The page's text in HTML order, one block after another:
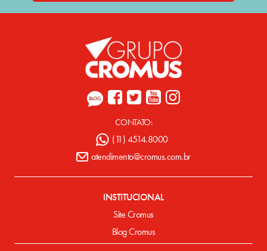
CONTATO:
(11) 4514.8000
atendimento@cromus.com.br
INSTITUCIONAL
Site Cromus
Blog Cromus